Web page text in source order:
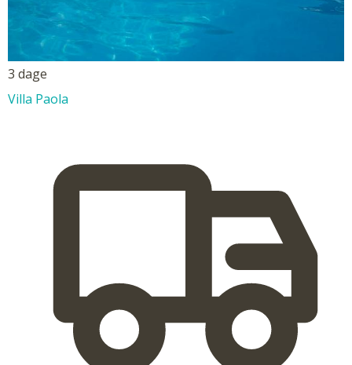
3 dage
Villa Paola